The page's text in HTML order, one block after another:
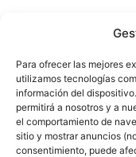
Para ofrecer las mejores
utilizamos tecnologías
información del
permitirá a nosotros y a
el comportamiento de
sitio y mostrar anuncios
consentimiento, puede